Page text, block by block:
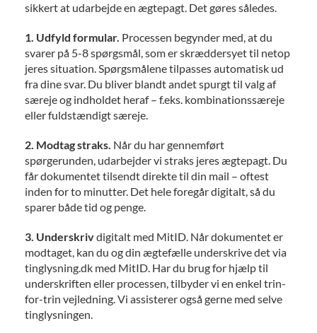
sikkert at udarbejde en ægtepagt. Det gøres således.
1. Udfyld formular. Processen begynder med, at du
svarer på 5-8 spørgsmål, som er skræddersyet til netop
jeres situation. Spørgsmålene tilpasses automatisk ud
fra dine svar. Du bliver blandt andet spurgt til valg af
særeje og indholdet heraf – f.eks. kombinationssæreje
eller fuldstændigt særeje.
2. Modtag straks. Når du har gennemført
spørgerunden, udarbejder vi straks jeres ægtepagt. Du
får dokumentet tilsendt direkte til din mail – oftest
inden for to minutter. Det hele foregår digitalt, så du
sparer både tid og penge.
3. Underskrivdigitalt med MitID. Når dokumentet er
modtaget, kan du og din ægtefælle underskrive det via
tinglysning.dk med MitID. Har du brug for hjælp til
underskriften eller processen, tilbyder vi en enkel trin-
for-trin vejledning. Vi assisterer også gerne med selve
tinglysningen.